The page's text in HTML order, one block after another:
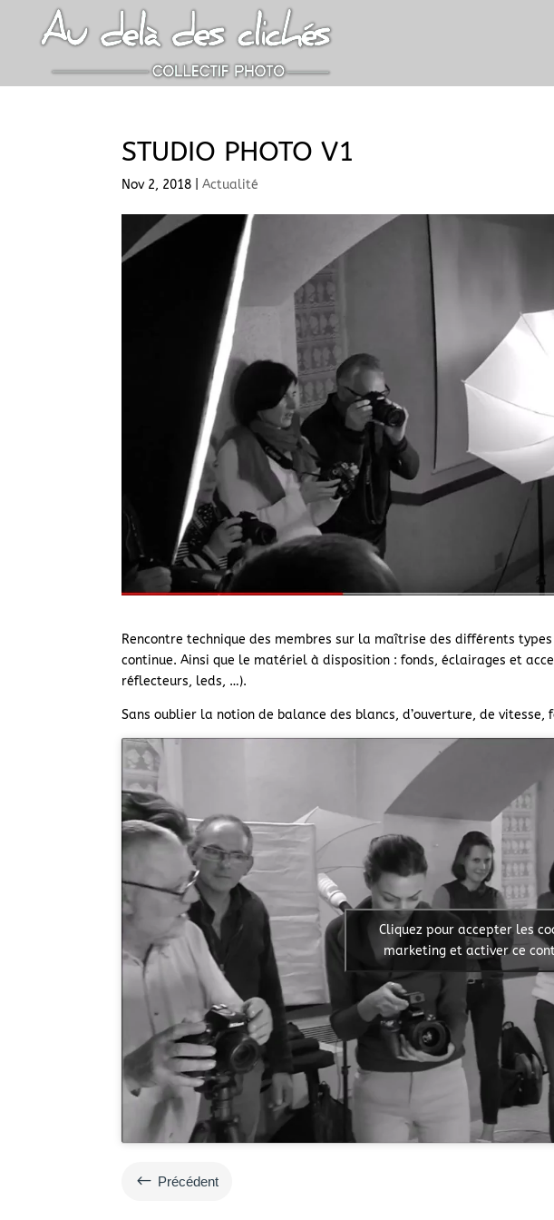
STUDIO PHOTO V1
Nov 2, 2018 |Actualité
Rencontre technique des membres sur la maîtrise des différents
continue. Ainsi que le matériel à disposition : fonds, éclairages et
réflecteurs, leds, …).
Sans oublier la notion de balance des blancs, d’ouverture, de
Cliquez pour accepter les
marketing et activer ce
# Précédent